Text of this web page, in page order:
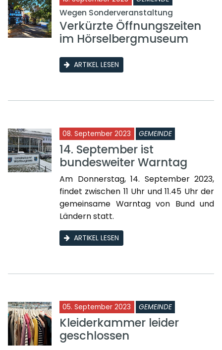
Wegen Sonderveranstaltung
Verkürzte Öffnungszeiten
im Hörselbergmuseum
ARTIKEL LESEN
08. September 2023 GEMEINDE
14. September ist
bundesweiter Warntag
Am Donnerstag, 14. September 2023,
findet zwischen 11 Uhr und 11.45 Uhr der
gemeinsame Warntag von Bund und
Ländern statt.
ARTIKEL LESEN
05. September 2023 GEMEINDE
Kleiderkammer leider
geschlossen